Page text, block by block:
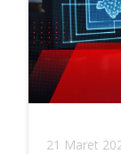
21 Maret